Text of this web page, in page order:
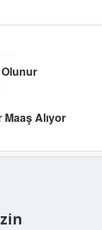
Alıyor